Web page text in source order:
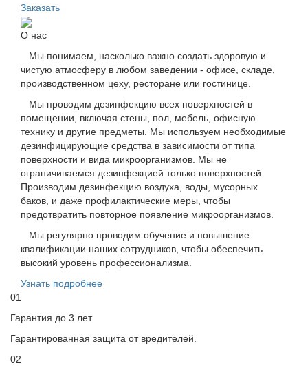
Заказать
О нас
Мы понимаем, насколько важно создать здоровую и
чистую атмосферу в любом заведении - офисе, складе,
производственном цеху, ресторане или гостинице.
Мы проводим дезинфекцию всех поверхностей в
помещении, включая стены, пол, мебель, офисную
технику и другие предметы. Мы используем необходимые
дезинфицирующие средства в зависимости от типа
поверхности и вида микроорганизмов. Мы не
ограничиваемся дезинфекцией только поверхностей.
Производим дезинфекцию воздуха, воды, мусорных
баков, и даже профилактические меры, чтобы
предотвратить повторное появление микроорганизмов.
Мы регулярно проводим обучение и повышение
квалификации наших сотрудников, чтобы обеспечить
высокий уровень профессионализма.
Узнать подробнее
01
Гарантия до 3 лет
Гарантированная защита от вредителей.
02